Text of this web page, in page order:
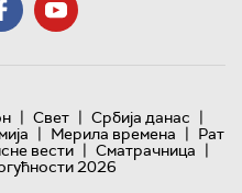
| Свет | Србија данас |
| Мерила времена | Рат
вести | Сматрачница |
2026